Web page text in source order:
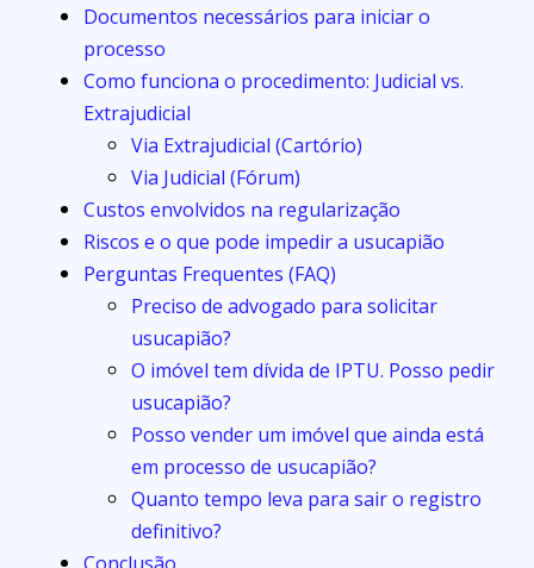
Documentos necessários para iniciar o
processo
Como funciona o procedimento: Judicial vs.
Extrajudicial
Via Extrajudicial (Cartório)
Via Judicial (Fórum)
Custos envolvidos na regularização
Riscos e o que pode impedir a usucapião
Perguntas Frequentes (FAQ)
Preciso de advogado para solicitar
usucapião?
O imóvel tem dívida de IPTU. Posso pedir
usucapião?
Posso vender um imóvel que ainda está
em processo de usucapião?
Quanto tempo leva para sair o registro
definitivo?